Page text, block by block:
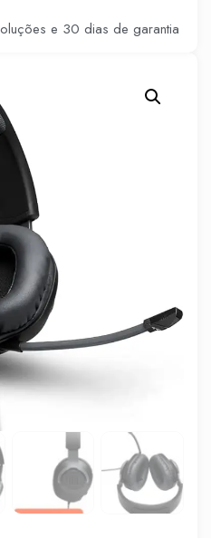
e 30 dias de garantia